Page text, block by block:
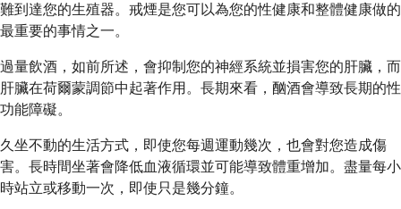
難到達您的生殖器。戒煙是您可以為您的性健康和整體健康做的
最重要的事情之一。
過量飲酒，如前所述，會抑制您的神經系統並損害您的肝臟，而
肝臟在荷爾蒙調節中起著作用。長期來看，酗酒會導致長期的性
功能障礙。
久坐不動的生活方式，即使您每週運動幾次，也會對您造成傷
害。長時間坐著會降低血液循環並可能導致體重增加。盡量每小
時站立或移動一次，即使只是幾分鐘。